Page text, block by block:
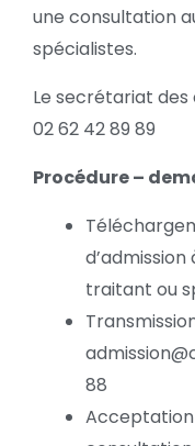
une consultation
spécialistes.
Le secrétariat des
02 62 42 89 89
Procédure –
traitant ou
88